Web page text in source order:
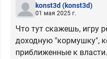
konst3d(konst3d)
01 мая 2025 г.
Что тут скажешь, игру
доходную "кормушку",
приближенные к власти.